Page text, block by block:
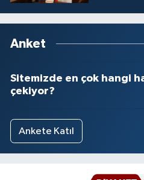
Anket
Sitemizde en çok hangi
çekiyor?
Ankete Katıl